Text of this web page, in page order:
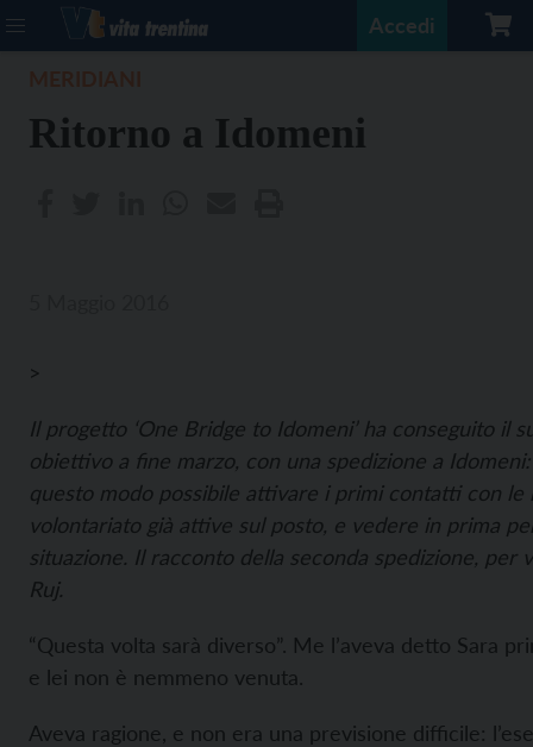
Accedi
Ritorno a Idomeni
>
Il progetto ‘One Bridge to Idomeni’ ha conseguito il
obiettivo a fine marzo, con una spedizione a
questo modo possibile attivare i primi contatti con le
volontariato già attive sul posto, e vedere in prima
situazione. Il racconto della seconda spedizione, per
Ruj.
“Questa volta sarà diverso”. Me l’aveva detto Sara
e lei non è nemmeno venuta.
Aveva ragione, e non era una previsione difficile: